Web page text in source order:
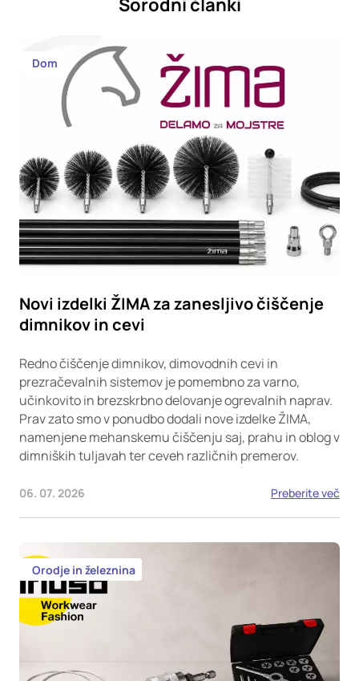
Sorodni članki
Dom
Novi izdelki ŽIMA za zanesljivo čiščenje
dimnikov in cevi
Redno čiščenje dimnikov, dimovodnih cevi in
prezračevalnih sistemov je pomembno za varno,
učinkovito in brezskrbno delovanje ogrevalnih naprav.
Prav zato smo v ponudbo dodali nove izdelke ŽIMA,
namenjene mehanskemu čiščenju saj, prahu in oblog v
dimniških tuljavah ter ceveh različnih premerov.
06. 07. 2026 Preberite več
Orodje in železnina